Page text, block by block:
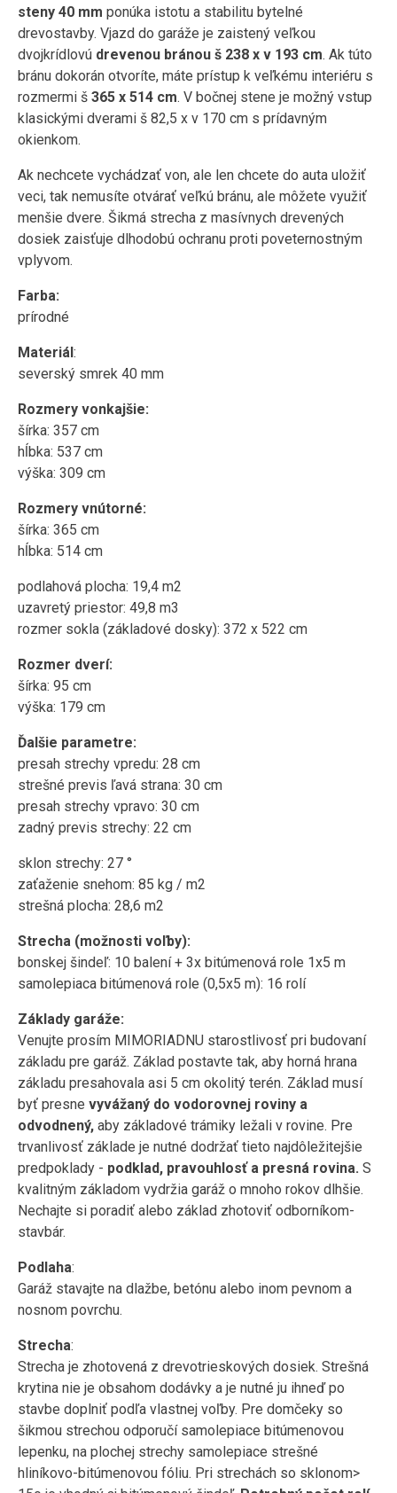
steny 40 mm ponúka istotu a stabilitu bytelné
drevostavby. Vjazd do garáže je zaistený veľkou
dvojkrídlovú drevenou bránou š 238 x v 193 cm. Ak túto
bránu dokorán otvoríte, máte prístup k veľkému interiéru s
rozmermi š 365 x 514 cm. V bočnej stene je možný vstup
klasickými dverami š 82,5 x v 170 cm s prídavným
okienkom.
Ak nechcete vychádzať von, ale len chcete do auta uložiť
veci, tak nemusíte otvárať veľkú bránu, ale môžete využiť
menšie dvere. Šikmá strecha z masívnych drevených
dosiek zaisťuje dlhodobú ochranu proti poveternostným
vplyvom.
Farba:
prírodné
Materiál:
severský smrek 40 mm
Rozmery vonkajšie:
šírka: 357 cm
hĺbka: 537 cm
výška: 309 cm
Rozmery vnútorné:
šírka: 365 cm
hĺbka: 514 cm
podlahová plocha: 19,4 m2
uzavretý priestor: 49,8 m3
rozmer sokla (základové dosky): 372 x 522 cm
Rozmer dverí:
šírka: 95 cm
výška: 179 cm
Ďalšie parametre:
presah strechy vpredu: 28 cm
strešné previs ľavá strana: 30 cm
presah strechy vpravo: 30 cm
zadný previs strechy: 22 cm
sklon strechy: 27 °
zaťaženie snehom: 85 kg / m2
strešná plocha: 28,6 m2
Strecha (možnosti voľby):
bonskej šindeľ: 10 balení + 3x bitúmenová role 1x5 m
samolepiaca bitúmenová role (0,5x5 m): 16 rolí
Základy garáže:
Venujte prosím MIMORIADNU starostlivosť pri budovaní
základu pre garáž. Základ postavte tak, aby horná hrana
základu presahovala asi 5 cm okolitý terén. Základ musí
byť presne vyvážaný do vodorovnej roviny a
odvodnený, aby základové trámiky ležali v rovine. Pre
trvanlivosť základe je nutné dodržať tieto najdôležitejšie
predpoklady - podklad, pravouhlosť a presná rovina. S
kvalitným základom vydržia garáž o mnoho rokov dlhšie.
Nechajte si poradiť alebo základ zhotoviť odborníkom-
stavbár.
Podlaha:
Garáž stavajte na dlažbe, betónu alebo inom pevnom a
nosnom povrchu.
Strecha:
Strecha je zhotovená z drevotrieskových dosiek. Strešná
krytina nie je obsahom dodávky a je nutné ju ihneď po
stavbe doplniť podľa vlastnej voľby. Pre domčeky so
šikmou strechou odporučí samolepiace bitúmenovou
lepenku, na plochej strechy samolepiace strešné
hliníkovo-bitúmenovou fóliu. Pri strechách so sklonom>